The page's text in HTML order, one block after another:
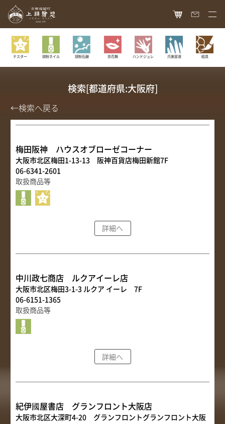
HOME
オンラインショップ
商品ラインナップ
胡粉ネイル
絵具
胡粉コスメ
京花舞
胡粉石鹸
瑞々
お知らせ
最新情報
メディア掲載
ねいる図案帖
日本画作品帖
白狐通信
上羽絵惣について
会社概要
想い
お問い合わせ
カタログ請求
サイトマップ
検索[都道府県:大阪府]
←検索へ戻る
テスター 胡粉ネイル 胡粉石鹸 京花舞 ハンドジュレ 爪美容液 絵具
梅田阪神 ハウスオブローゼコーナー
大阪市北区梅田1-13-13 阪神百貨店梅田新館7F
06-6341-2601
取扱商品等
詳細へ
中川政七商店 ルクアイーレ店
大阪市北区梅田3-1-3 ルクア イーレ 7F
06-6151-1365
取扱商品等
詳細へ
紀伊國屋書店 グランフロント大阪店
大阪市北区大深町4-20 グランフロントグランフロント大阪